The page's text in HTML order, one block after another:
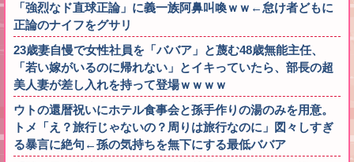
「強烈なド直球正論」に義一族阿鼻叫喚ｗｗ←怠け者どもに
正論のナイフをグサリ
23歳妻自慢で女性社員を「ババア」と蔑む48歳無能主任、
「若い嫁がいるのに帰れない」とイキっていたら、部長の超
美人妻が差し入れを持って登場ｗｗｗｗ
ウトの還暦祝いにホテル食事会と孫手作りの湯のみを用意。
トメ「え？旅行じゃないの？周りは旅行なのに」図々しすぎ
る暴言に絶句←孫の気持ちを無下にする最低ババア